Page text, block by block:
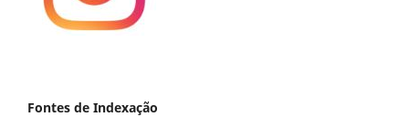
Fontes de Indexação